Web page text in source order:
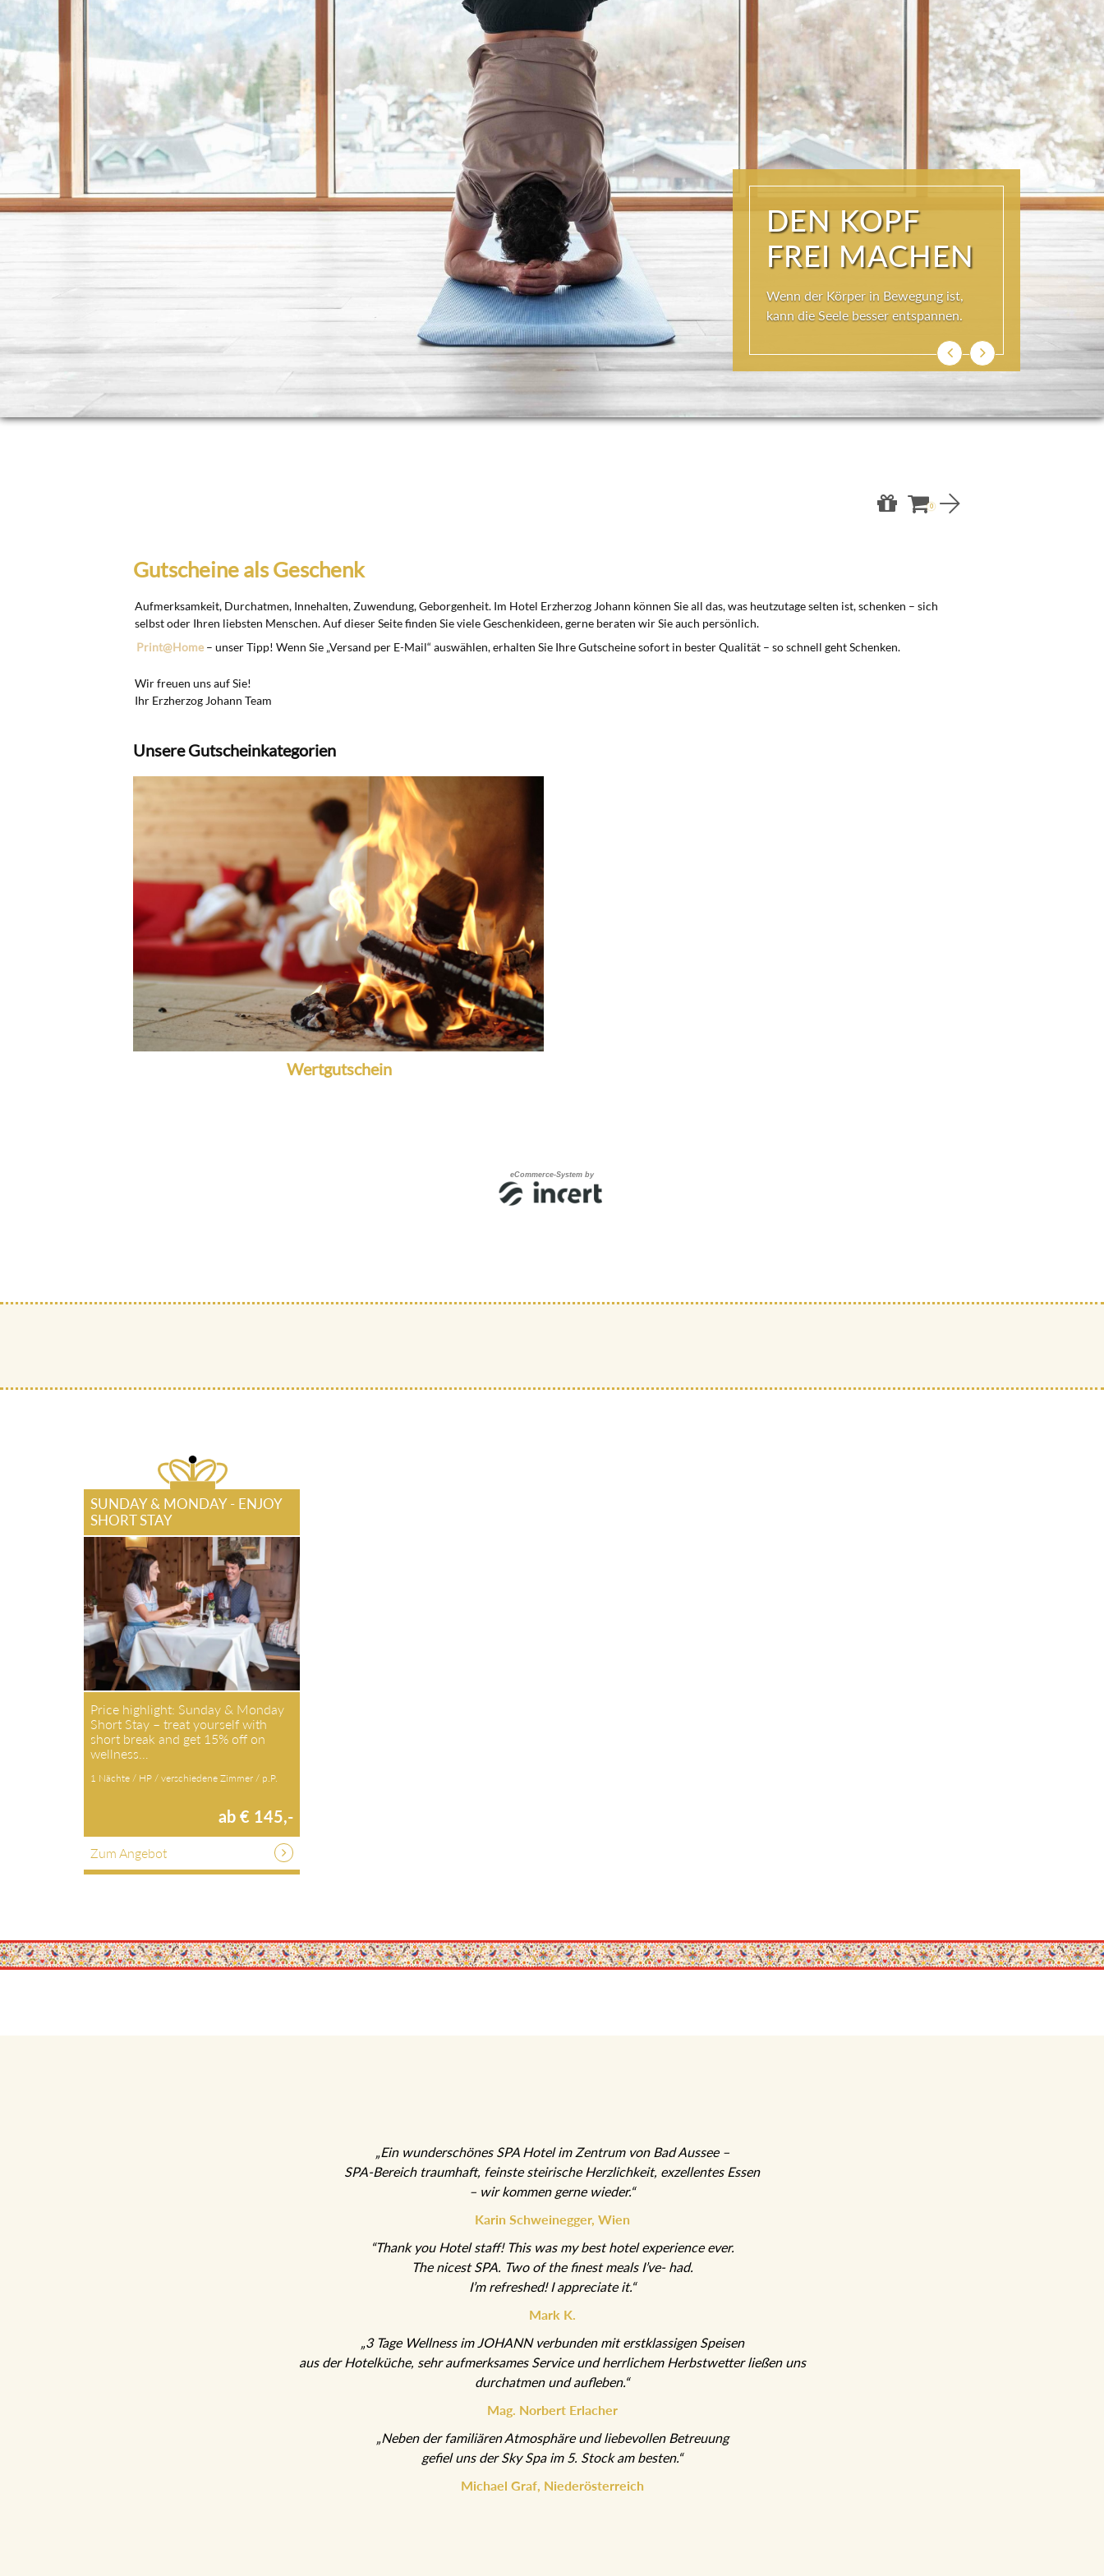
ÜBER DEN
DÄCHERN DER
KURSTADT
Schöner als im SKY SPA kann es im
so viel Himmel wird das Herz ganz
leicht und die Seele weit.
ZurückWeiter
SUNDAY & MONDAY - ENJOY
SHORT STAY
Price highlight: Sunday & Monday
Short Stay – treat yourself with
short break and get 15% off on
wellness…
1 Nächte / HP / verschiedene Zimmer / p.P.
ab € 145,-
Zum Angebot
„Ein wunderschönes SPA Hotel im Zentrum von Bad Aussee –
SPA-Bereich traumhaft, feinste steirische Herzlichkeit, exzellentes Essen
– wir kommen gerne wieder.“
Karin Schweinegger, Wien
“Thank you Hotel staff! This was my best hotel experience ever.
The nicest SPA. Two of the finest meals I’ve- had.
I’m refreshed! I appreciate it.“
Mark K.
„3 Tage Wellness im JOHANN verbunden mit erstklassigen Speisen
aus der Hotelküche, sehr aufmerksames Service und herrlichem Herbstwetter ließen uns
durchatmen und aufleben.“
Mag. Norbert Erlacher
„Neben der familiären Atmosphäre und liebevollen Betreuung
gefiel uns der Sky Spa im 5. Stock am besten.“
Michael Graf, Niederösterreich